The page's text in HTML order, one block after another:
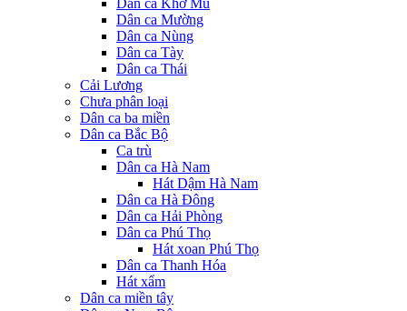
Dân ca Khơ Mú
Dân ca Mường
Dân ca Nùng
Dân ca Tày
Dân ca Thái
Cải Lương
Chưa phân loại
Dân ca ba miền
Dân ca Bắc Bộ
Ca trù
Dân ca Hà Nam
Hát Dậm Hà Nam
Dân ca Hà Đông
Dân ca Hải Phòng
Dân ca Phú Thọ
Hát xoan Phú Thọ
Dân ca Thanh Hóa
Hát xẩm
Dân ca miền tây